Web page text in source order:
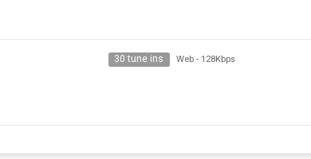
30 tune ins Web - 128Kbps